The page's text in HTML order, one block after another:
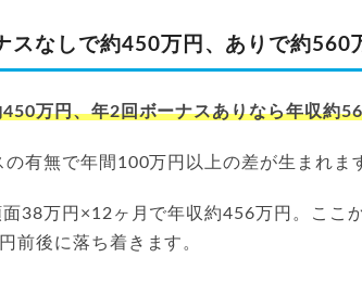
スなしで約450万円、ありで約560
万円、年2回ボーナスありなら年収約
有無で年間100万円以上の差が生まれま
38万円×12ヶ月で年収約456万円。ここ
前後に落ち着きます。